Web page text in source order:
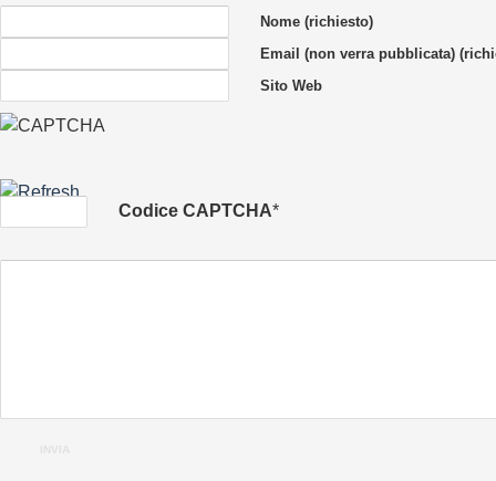
Nome (richiesto)
Email (non verra pubblicata)
Sito Web
Codice CAPTCHA*